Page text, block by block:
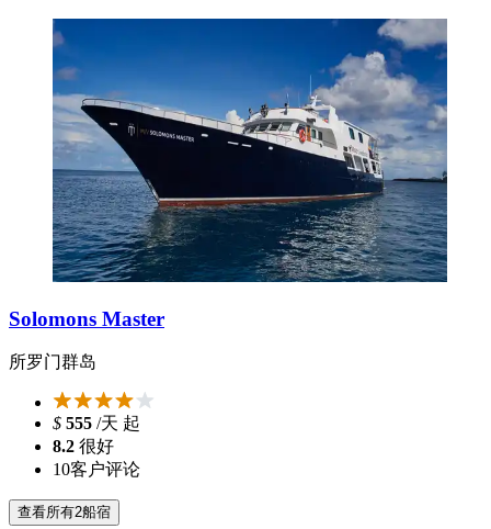
Solomons Master
所罗门群岛
$ 555 /天 起
8.2 很好
10客户评论
查看所有2船宿